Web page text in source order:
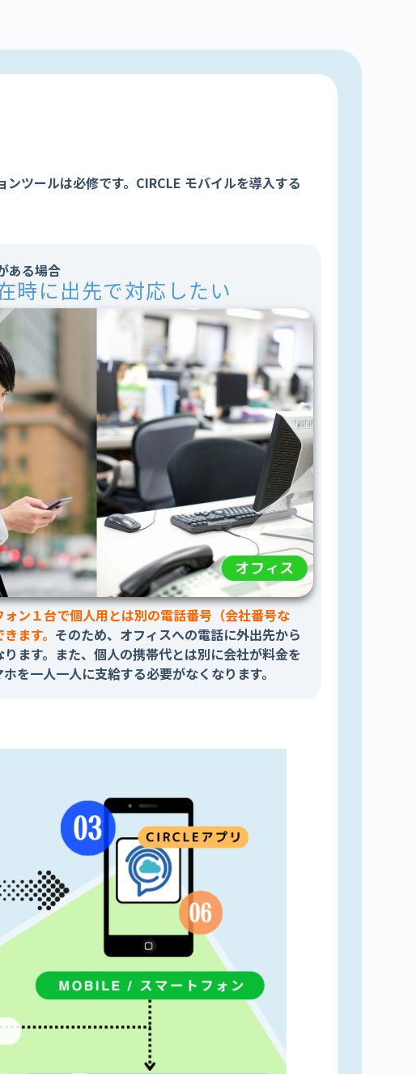
ツールは必修です。CIRCLE モバイルを導入する
ある場合
時に出先で対応したい
ン１台で個人用とは別の電話番号（会社番号な
ます。 そのため、オフィスへの電話に外出先から
ます。また、個人の携帯代とは別に会社が料金を
を一人一人に支給する必要がなくなります。